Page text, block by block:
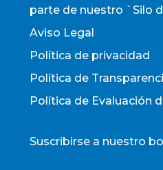
parte de nuestro `Silo
Aviso Legal
Política de privacidad
Política de
Política de Evaluación
Suscribirse a nuestro